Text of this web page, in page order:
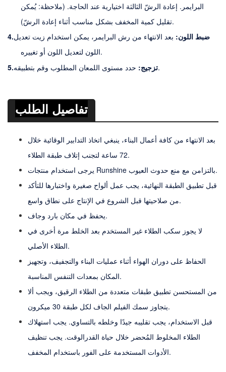
البرايمر. إعادة الرشّ الثالثة اختيارية عند الحاجة. (ملاحظة: يُمكن
تقليل كمية المخفف بشكل مناسب أثناء إعادة الرشّ).
4.
ضبط اللون: بعد الانتهاء من رش البرايمر، يمكن استخدام زيت تعديل
اللون لتعديل اللون أو تغييره.
5.
تزجيج: حدد مستوى اللمعان المطلوب وقم بتطبيقه .
تفاصيل الطلب
بعد الانتهاء من كافة أعمال البناء، ينبغي اتخاذ التدابير الوقائية خلال
72 ساعة لتجنب إتلاف طبقة الطلاء.
يرجى استخدام منتجات Runshine بالتزامن مع منع حدوث العيوب.
قبل تطبيق الطبقة النهائية، يجب عمل ألواح صغيرة واختبارها للتأكد
من صلاحيتها قبل الشروع في الإنتاج على نطاق واسع.
يحفظ في مكان بارد وجاف.
لا يجوز سكب الطلاء غير المستخدم بعد الخلط مرة أخرى في
الطلاء الأصلي.
الحفاظ على دوران الهواء أثناء عمليات البناء والتجفيف، وتجهيز
المكان بمعدات التنفس المناسبة.
من المستحسن تطبيق طبقات متعددة من الطلاء الرقيق، ويجب ألا
يتجاوز سمك الفيلم الجاف لكل طبقة 30 ميكرون.
قبل الاستخدام، يجب تقليبه جيدًا وخلطه بالتساوي. يجب استهلاك
الطلاء المخلوط المُحضر خلال حياة القدر الوقت. يجب تنظيف
الأدوات المستخدمة على الفور باستخدام المخفف.